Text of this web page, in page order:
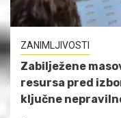
ZANIMLJIVOSTI
Zabilježene
resursa pred
ključne